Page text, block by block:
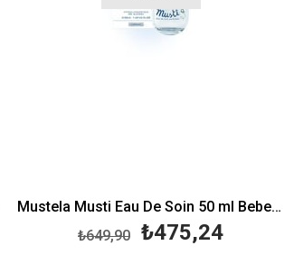
Mustela Musti Eau De Soin 50 ml Bebek Parfümü
₺475,24
₺649,90